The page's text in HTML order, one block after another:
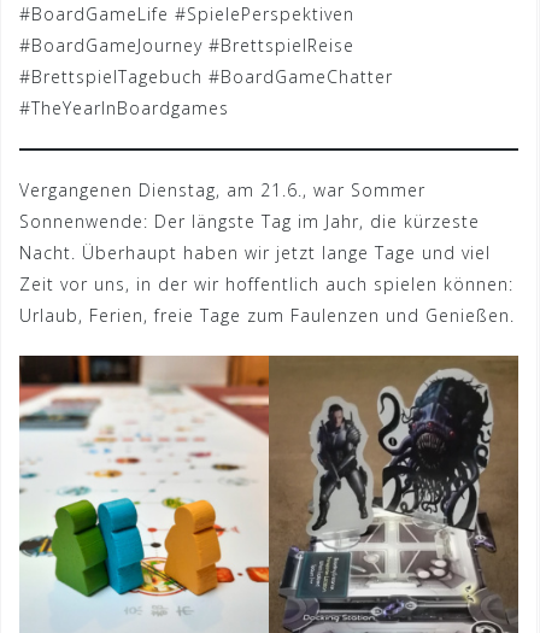
#BoardGameLife #SpielePerspektiven
#BoardGameJourney #BrettspielReise
#BrettspielTagebuch #BoardGameChatter
#TheYearInBoardgames
Vergangenen Dienstag, am 21.6., war Sommer
Sonnenwende: Der längste Tag im Jahr, die kürzeste
Nacht. Überhaupt haben wir jetzt lange Tage und viel
Zeit vor uns, in der wir hoffentlich auch spielen können:
Urlaub, Ferien, freie Tage zum Faulenzen und Genießen.